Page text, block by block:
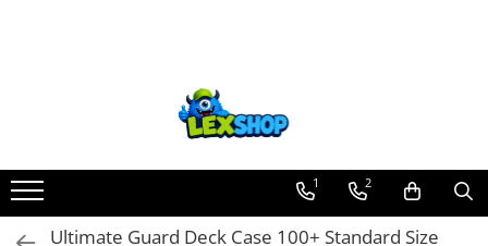
Board Games
Extensii boardgames
1 2
Ultimate Guard Deck Case 100+ Standard Size